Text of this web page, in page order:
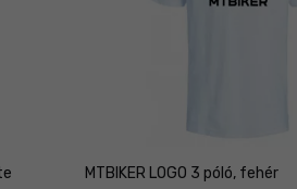
MTBIKER LOGO 3 póló, fehér